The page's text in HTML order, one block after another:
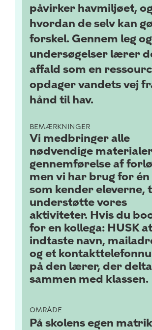
påvirker havmiljøet,
hvordan de selv kan
forskel. Gennem leg og
undersøgelser lærer
affald som en
opdager vandets vej
hånd til hav.
BEMÆRKNINGER
Vi medbringer alle
nødvendige
gennemførelse af
men vi har brug for
som kender eleverne,
understøtte vores
aktiviteter. Hvis du
for en kollega: HUSK at
indtaste navn,
og et
på den lærer, der
sammen med klassen.
OMRÅDE
På skolens egen